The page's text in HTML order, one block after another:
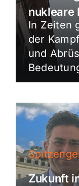
nukleare
In Zeiten
der
und
Zukunft